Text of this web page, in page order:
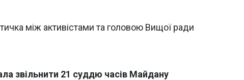
між активістами та головою Вищої ради
звільнити 21 суддю часів Майдану